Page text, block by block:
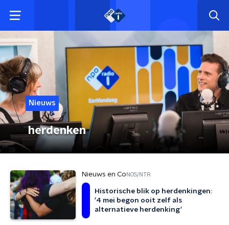
Nieuws
herdenken
Nieuws en Co NOS/NTR
Historische blik op herdenkingen:
'4 mei begon ooit zelf als
alternatieve herdenking'